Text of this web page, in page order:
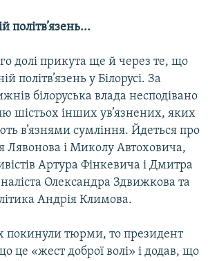
політв’язень...
долі прикута ще й через те, що
політв’язень у Білорусі. За
білоруська влада несподівано
шістьох інших ув’язнених, яких
в’язнями сумління. Йдеться про
Лявонова і Миколу Автоховича,
Артура Фінкевича і Дмитра
Олександра Здвижкова та
Андрія Климова.
покинули тюрми, то президент
це «жест доброї волі» і додав, що